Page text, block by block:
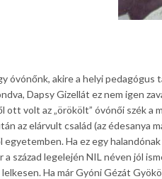
óvónőnk, akire a helyi
Dapsy Gizellát ez nem igen
ott volt az „örökölt” óvónői szék a
az elárvult család (az édesanya
Ha ez egy
a század legelején NIL néven jól
Ha már Gyóni Gézát